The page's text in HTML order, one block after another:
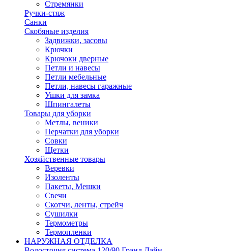
Стремянки
Ручки-стяж
Санки
Скобяные изделия
Задвижки, засовы
Крючки
Крючоки дверные
Петли и навесы
Петли мебельные
Петли, навесы гаражные
Ушки для замка
Шпингалеты
Товары для уборки
Метлы, веники
Перчатки для уборки
Совки
Щетки
Хозяйственные товары
Веревки
Изоленты
Пакеты, Мешки
Свечи
Скотчи, ленты, стрейч
Сушилки
Термометры
Термопленки
НАРУЖНАЯ ОТДЕЛКА